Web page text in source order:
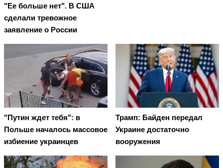
"Ее больше нет". В США
сделали тревожное
заявление о России
"Путин ждет тебя": в
Польше началось массовое
избиение украинцев
Трамп: Байден передал
Украине достаточно
вооружения